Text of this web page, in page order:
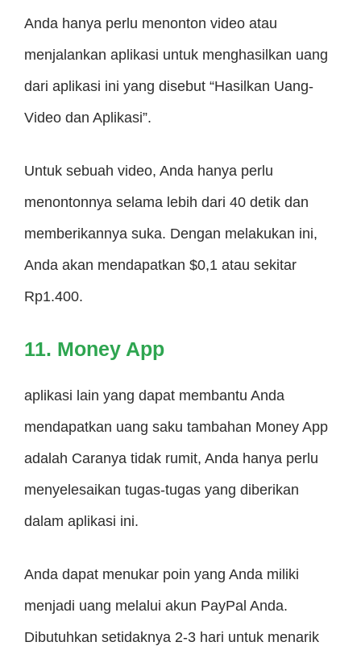
Anda hanya perlu menonton video atau
menjalankan aplikasi untuk menghasilkan uang
dari aplikasi ini yang disebut “Hasilkan Uang-
Video dan Aplikasi”.
Untuk sebuah video, Anda hanya perlu
menontonnya selama lebih dari 40 detik dan
memberikannya suka. Dengan melakukan ini,
Anda akan mendapatkan $0,1 atau sekitar
Rp1.400.
11. Money App
aplikasi lain yang dapat membantu Anda
mendapatkan uang saku tambahan Money App
adalah Caranya tidak rumit, Anda hanya perlu
menyelesaikan tugas-tugas yang diberikan
dalam aplikasi ini.
Anda dapat menukar poin yang Anda miliki
menjadi uang melalui akun PayPal Anda.
Dibutuhkan setidaknya 2-3 hari untuk menarik